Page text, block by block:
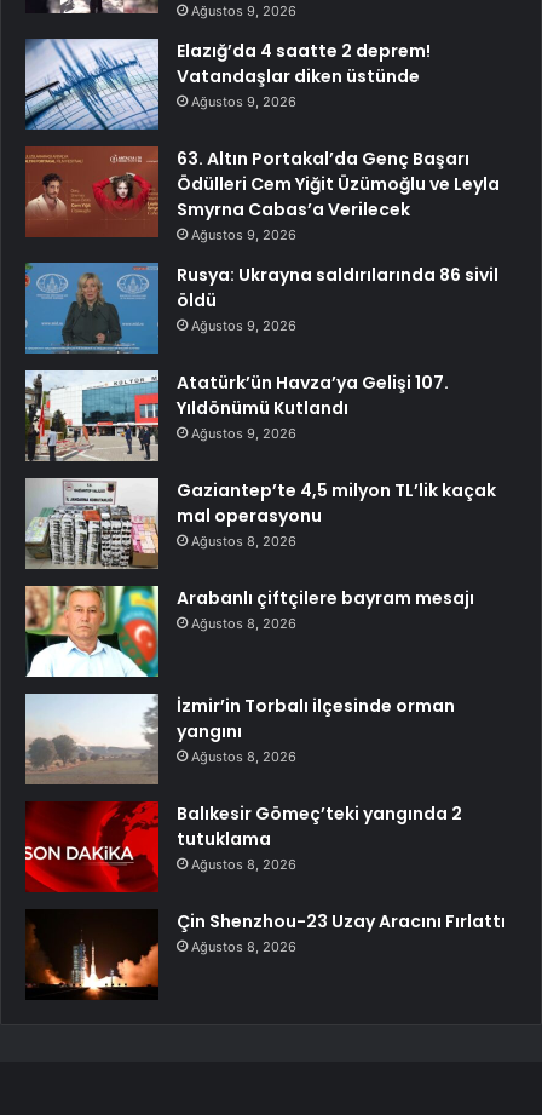
Ağustos 9, 2026
Elazığ’da 4 saatte 2 deprem!
Vatandaşlar diken üstünde
Ağustos 9, 2026
63. Altın Portakal’da Genç Başarı
Ödülleri Cem Yiğit Üzümoğlu ve Leyla
Smyrna Cabas’a Verilecek
Ağustos 9, 2026
Rusya: Ukrayna saldırılarında 86 sivil
öldü
Ağustos 9, 2026
Atatürk’ün Havza’ya Gelişi 107.
Yıldönümü Kutlandı
Ağustos 9, 2026
Gaziantep’te 4,5 milyon TL’lik kaçak
mal operasyonu
Ağustos 8, 2026
Arabanlı çiftçilere bayram mesajı
Ağustos 8, 2026
İzmir’in Torbalı ilçesinde orman
yangını
Ağustos 8, 2026
Balıkesir Gömeç’teki yangında 2
tutuklama
Ağustos 8, 2026
Çin Shenzhou-23 Uzay Aracını Fırlattı
Ağustos 8, 2026